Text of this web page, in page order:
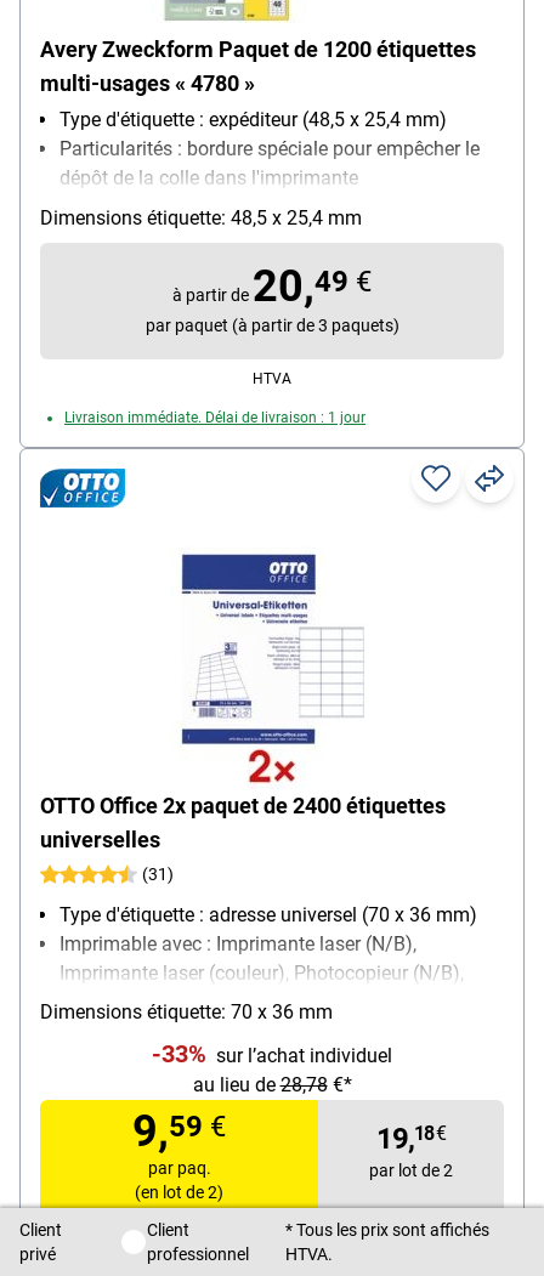
Avery Zweckform Paquet de 1200 étiquettes
multi-usages « 4780 »
Type d'étiquette : expéditeur (48,5 x 25,4 mm)
Particularités : bordure spéciale pour empêcher le
dépôt de la colle dans l'imprimante
Imprimable avec : Imprimante laser (N/B),
Imprimante laser (couleur), Photocopieur (N/B),
Photocopieur (couleur), Imprimante jet d’encre
(N/B), Imprimante jet d’encre (couleur)
Propriété d’adhésion : permanente
Dimensions étiquette: 48,5 x 25,4 mm
à partir de 20,49 €
par paquet (à partir de 3 paquets)
HTVA
Livraison immédiate. Délai de livraison : 1 jour
OTTO Office 2x paquet de 2400 étiquettes
universelles
(31)
Type d'étiquette : adresse universel (70 x 36 mm)
Imprimable avec : Imprimante laser (N/B),
Imprimante laser (couleur), Photocopieur (N/B),
Photocopieur (couleur), Imprimante jet d’encre
Propriété d’adhésion : permanente
Dimensions étiquette: 70 x 36 mm
-33% sur l’achat individuel
au lieu de28,78€*
9,59 €
par paq.
(en lot de 2)
19,18€
par lot de 2
HTVA
Client
privé
Client privé / Client professionnel
Client
professionnel
* Tous les prix sont affichés
HTVA.